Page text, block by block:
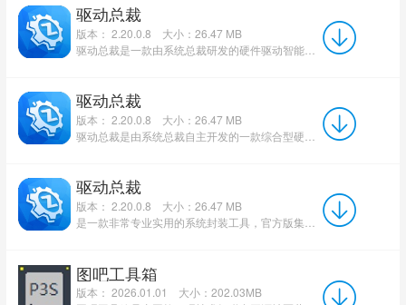
驱动总裁
版本： 2.20.0.8
大小：26.47 MB
驱动总裁是一款由系统总裁研发的硬件驱动智能管理工具，支持在线与离线双模式驱动安装，集成庞大驱动库，可自动...
驱动总裁
版本： 2.20.0.8
大小：26.47 MB
驱动总裁
版本： 2.20.0.8
大小：26.47 MB
图吧工具箱
版本： 2026.01.01
大小：202.03MB